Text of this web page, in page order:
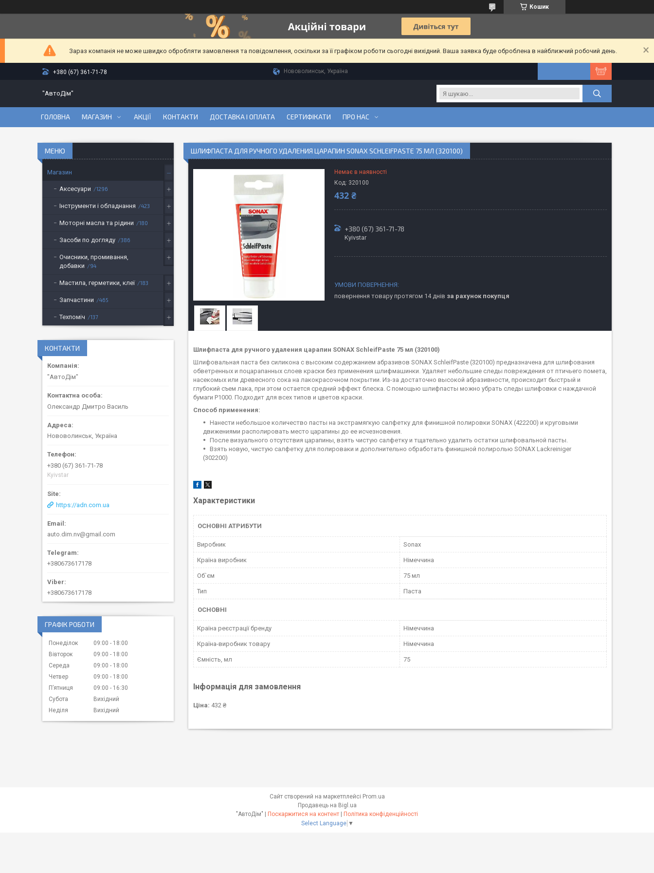
Кошик
Зараз компанія не може швидко обробляти замовлення та повідомлення, оскільки за її графіком роботи сьогодні вихідний. Ваша заявка буде оброблена в найближчий робочий день.
+380 (67) 361-71-78 Нововолинськ, Україна
"АвтоДім"
ГОЛОВНА МАГАЗИН АКЦІЇ КОНТАКТИ ДОСТАВКА І ОПЛАТА СЕРТИФІКАТИ ПРО НАС
ШЛИФПАСТА ДЛЯ РУЧНОГО УДАЛЕНИЯ ЦАРАПИН SONAX SCHLEIFPASTE 75 МЛ (320100)
Немає в наявності
Код: 320100
432 ₴
+380 (67) 361-71-78
Kyivstar
повернення товару протягом 14 днів за рахунок покупця
Шлифпаста для ручного удаления царапин SONAX SchleifPaste 75 мл (320100)
Шлифовальная паста без силикона с высоким содержанием абразивов SONAX SchleifPaste (320100) предназначена для шлифования
обветренных и поцарапанных слоев краски без применения шлифмашинки. Удаляет небольшие следы повреждения от птичьего помета,
насекомых или древесного сока на лакокрасочном покрытии. Из-за достаточно высокой абразивности, происходит быстрый и
глубокий съем лака, при этом остается средний эффект блеска. С помощью шлифпасты можно убрать следы шлифовки с наждачной
бумаги P1000. Подходит для всех типов и цветов краски.
Способ применения:
Нанести небольшое количество пасты на экстрамягкую салфетку для финишной полировки SONAX (422200) и круговыми
движениями располировать место царапины до ее исчезновения.
После визуального отсутствия царапины, взять чистую салфетку и тщательно удалить остатки шлифовальной пасты.
Взять новую, чистую салфетку для полироваки и дополнительно обработать финишной полиролью SONAX Lackreiniger
(302200)
Характеристики
ОСНОВНІ АТРИБУТИ
Виробник Sonax
Країна виробник Німеччина
Об`єм 75 мл
Тип Паста
ОСНОВНІ
Країна реєстрації бренду Німеччина
Країна-виробник товару Німеччина
Ємність, мл 75
Інформація для замовлення
Ціна: 432 ₴
Магазин
Аксесуари 1296
Інструменти і обладнання 423
Моторні масла та рідини 180
Засоби по догляду 386
Очисники, промивання,
добавки
94
Мастила, герметики, клеї 183
Запчастини 465
Техпоміч 137
КОНТАКТИ
"АвтоДім"
Олександр Дмитро Василь
Нововолинськ, Україна
+380 (67) 361-71-78
Kyivstar
https://adn.com.ua
auto.dim.nv@gmail.com
+380673617178
+380673617178
ГРАФІК РОБОТИ
Понеділок 09:00
18:00
Вівторок
09:00
18:00
Середа
09:00
18:00
Четвер
09:00
18:00
Пʼятниця
09:00
16:30
Субота
Вихідний
Неділя
Вихідний
Сайт створений на маркетплейсі Prom.ua
Продавець на Bigl.ua
Поскаржитися на контент
Політика конфіденційності
Select Language ▼